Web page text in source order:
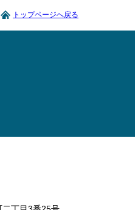
トップページへ戻る